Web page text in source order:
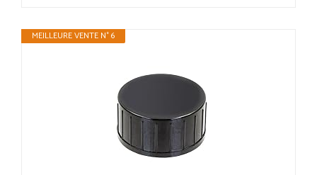
MEILLEURE VENTE N° 6